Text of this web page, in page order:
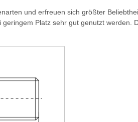
und erfreuen sich größter
Platz sehr gut genutzt